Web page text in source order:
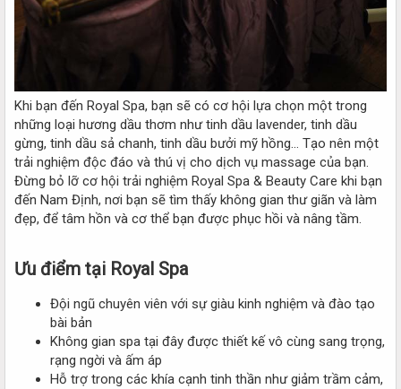
Khi bạn đến Royal Spa, bạn sẽ có cơ hội lựa chọn một trong
những loại hương dầu thơm như tinh dầu lavender, tinh dầu
gừng, tinh dầu sả chanh, tinh dầu bưởi mỹ hồng… Tạo nên một
trải nghiệm độc đáo và thú vị cho dịch vụ massage của bạn.
Đừng bỏ lỡ cơ hội trải nghiệm Royal Spa & Beauty Care khi bạn
đến Nam Định, nơi bạn sẽ tìm thấy không gian thư giãn và làm
đẹp, để tâm hồn và cơ thể bạn được phục hồi và nâng tầm.
Ưu điểm tại Royal Spa
Đội ngũ chuyên viên với sự giàu kinh nghiệm và đào tạo
bài bản
Không gian spa tại đây được thiết kế vô cùng sang trọng,
rạng ngời và ấm áp
Hỗ trợ trong các khía cạnh tinh thần như giảm trầm cảm,